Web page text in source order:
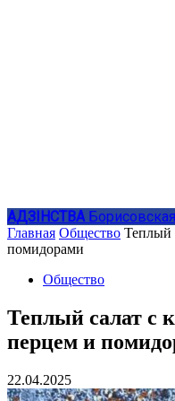
АДЗIНСТВА
Главная Общество Теплый
помидорами
Общество
Теплый салат с
перцем и
22.04.2025